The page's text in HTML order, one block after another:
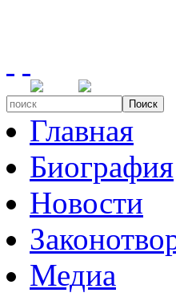
Поиск
Главная
Биография
Новости
Медиа